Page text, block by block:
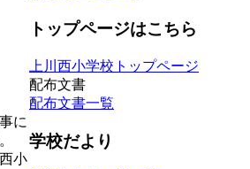
に
小
トップページはこちら
上川西小学校トップページ
配布文書
配布文書一覧
学校だより